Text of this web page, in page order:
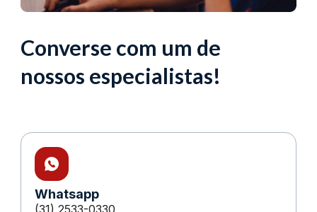
Converse com um de
nossos especialistas!
Whatsapp
(31) 2533-0330